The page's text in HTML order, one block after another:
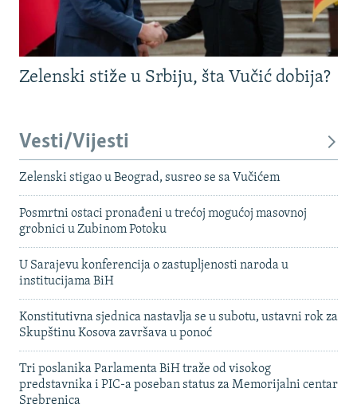
Zelenski stiže u Srbiju, šta Vučić dobija?
Vesti/Vijesti
Zelenski stigao u Beograd, susreo se sa Vučićem
Posmrtni ostaci pronađeni u trećoj mogućoj masovnoj
grobnici u Zubinom Potoku
U Sarajevu konferencija o zastupljenosti naroda u
institucijama BiH
Konstitutivna sjednica nastavlja se u subotu, ustavni rok za
Skupštinu Kosova završava u ponoć
Tri poslanika Parlamenta BiH traže od visokog
predstavnika i PIC-a poseban status za Memorijalni centar
Srebrenica